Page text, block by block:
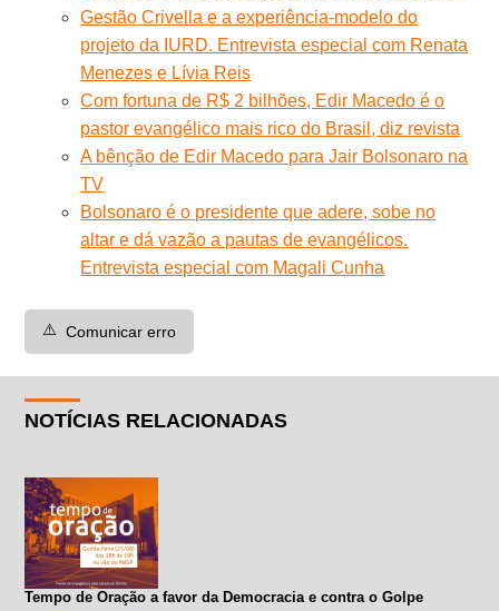
Gestão Crivella e a experiência-modelo do
projeto da IURD. Entrevista especial com Renata
Menezes e Lívia Reis
Com fortuna de R$ 2 bilhões, Edir Macedo é o
pastor evangélico mais rico do Brasil, diz revista
A bênção de Edir Macedo para Jair Bolsonaro na
TV
Bolsonaro é o presidente que adere, sobe no
altar e dá vazão a pautas de evangélicos.
Entrevista especial com Magali Cunha
⚠️ Comunicar erro
NOTÍCIAS RELACIONADAS
Tempo de Oração a favor da Democracia e contra o Golpe